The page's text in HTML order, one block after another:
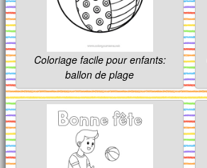
Coloriage facile pour enfants:
ballon de plage